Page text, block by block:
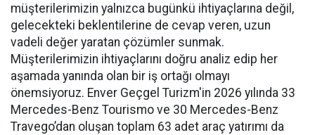
müşterilerimizin yalnızca bugünkü ihtiyaçlarına değil,
gelecekteki beklentilerine de cevap veren, uzun
vadeli değer yaratan çözümler sunmak.
Müşterilerimizin ihtiyaçlarını doğru analiz edip her
aşamada yanında olan bir iş ortağı olmayı
önemsiyoruz. Enver Geçgel Turizm'in 2026 yılında 33
Mercedes-Benz Tourismo ve 30 Mercedes-Benz
Travego’dan oluşan toplam 63 adet araç yatırımı da